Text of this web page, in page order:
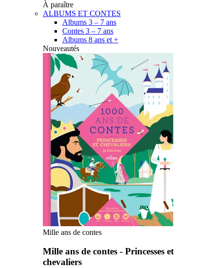
À paraître
ALBUMS ET CONTES
Albums 3 – 7 ans
Contes 3 – 7 ans
Albums 8 ans et +
Nouveautés
Mille ans de contes
Mille ans de contes - Princesses et
chevaliers